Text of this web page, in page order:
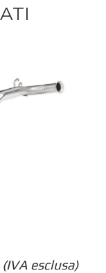
(IVA esclusa)